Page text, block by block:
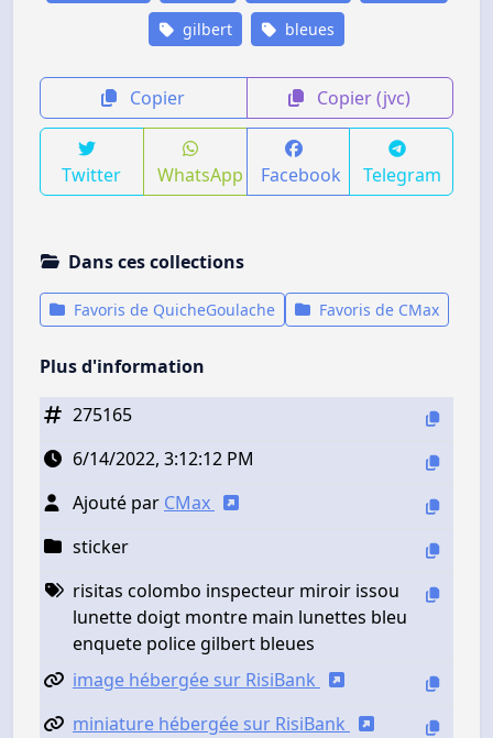
gilbert bleues
Copier Copier (jvc)
Twitter WhatsApp Facebook Telegram
Dans ces collections
Favoris de QuicheGoulache Favoris de CMax
Plus d'information
275165
6/14/2022, 3:12:12 PM
Ajouté par CMax
sticker
risitas colombo inspecteur miroir issou
lunette doigt montre main lunettes bleu
enquete police gilbert bleues
image hébergée sur RisiBank
miniature hébergée sur RisiBank